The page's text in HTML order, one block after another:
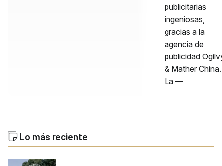
publicitarias
ingeniosas,
gracias a la
agencia de
publicidad
& Mather China.
La —
Lo más reciente